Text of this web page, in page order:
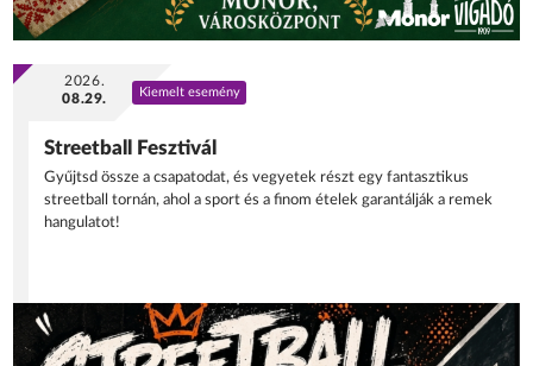
2026.
08.29.
Kiemelt esemény
Streetball Fesztivál
Gyűjtsd össze a csapatodat, és vegyetek részt egy fantasztikus
streetball tornán, ahol a sport és a finom ételek garantálják a remek
hangulatot!